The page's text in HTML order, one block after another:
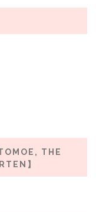
THE
】